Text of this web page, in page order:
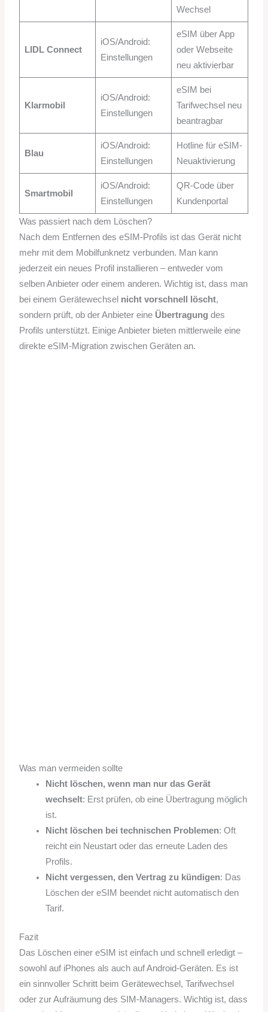
Wechsel
LIDL Connect
iOS/Android:
Einstellungen
eSIM über App
oder Webseite
neu aktivierbar
Klarmobil
iOS/Android:
Einstellungen
eSIM bei
Tarifwechsel neu
beantragbar
Blau
iOS/Android:
Einstellungen
Hotline für eSIM-
Neuaktivierung
Smartmobil
iOS/Android:
Einstellungen
QR-Code über
Kundenportal
Was passiert nach dem Löschen?
Nach dem Entfernen des eSIM-Profils ist das Gerät nicht
mehr mit dem Mobilfunknetz verbunden. Man kann
jederzeit ein neues Profil installieren – entweder vom
selben Anbieter oder einem anderen. Wichtig ist, dass man
bei einem Gerätewechsel nicht vorschnell löscht,
sondern prüft, ob der Anbieter eine Übertragung des
Profils unterstützt. Einige Anbieter bieten mittlerweile eine
direkte eSIM-Migration zwischen Geräten an.
Was man vermeiden sollte
Nicht löschen, wenn man nur das Gerät
wechselt: Erst prüfen, ob eine Übertragung möglich
ist.
Nicht löschen bei technischen Problemen: Oft
reicht ein Neustart oder das erneute Laden des
Profils.
Nicht vergessen, den Vertrag zu kündigen: Das
Löschen der eSIM beendet nicht automatisch den
Tarif.
Fazit
Das Löschen einer eSIM ist einfach und schnell erledigt –
sowohl auf iPhones als auch auf Android-Geräten. Es ist
ein sinnvoller Schritt beim Gerätewechsel, Tarifwechsel
oder zur Aufräumung des SIM-Managers. Wichtig ist, dass